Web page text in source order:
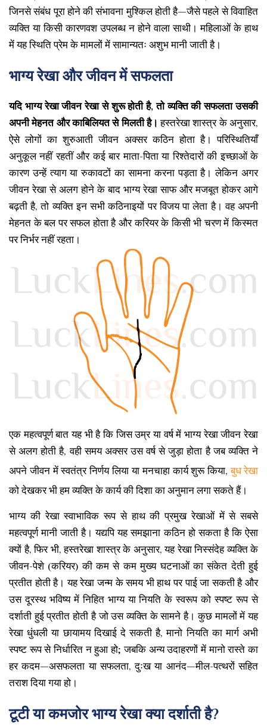
जिनसे संबंध पूरा होने की संभावना मुश्किल होती है—जैसे पहले से विवाहित
व्यक्ति या किसी कारणवश उपलब्ध न होने वाला साथी। महिलाओं के हाथ
में यह स्थिति प्रेम के मामलों में सामान्यतः अशुभ मानी जाती है।
भाग्य रेखा और जीवन में सफलता
यदि भाग्य रेखा जीवन रेखा से शुरू होती है, तो व्यक्ति की सफलता उसकी
अपनी मेहनत और काबिलियत से मिलती है। हस्तरेखा शास्त्र के अनुसार,
ऐसे लोगों का शुरुआती जीवन अक्सर कठिन होता है। परिस्थितियाँ
अनुकूल नहीं रहतीं और कई बार माता-पिता या रिश्तेदारों की इच्छाओं के
कारण उन्हें त्याग या रुकावटों का सामना करना पड़ता है। लेकिन अगर
जीवन रेखा से अलग होने के बाद भाग्य रेखा साफ और मजबूत होकर आगे
बढ़ती है, तो व्यक्ति इन सभी कठिनाइयों पर विजय पा लेता है। वह अपनी
मेहनत के बल पर सफल होता है और करियर के किसी भी चरण में किस्मत
पर निर्भर नहीं रहता।
एक महत्वपूर्ण बात यह भी है कि जिस उम्र या वर्ष में भाग्य रेखा जीवन रेखा
से अलग होती है, वही समय अक्सर उस वर्ष से जुड़ा होता है जब व्यक्ति ने
अपने जीवन में स्वतंत्र निर्णय लिया या मनचाहा कार्य शुरू किया,बुध रेखा
को देखकर भी हम व्यक्ति के कार्य की दिशा का अनुमान लगा सकते हैं।
भाग्य की रेखा स्वाभाविक रूप से हाथ की प्रमुख रेखाओं में से सबसे
महत्वपूर्ण मानी जाती है। यद्यपि यह समझाना कठिन हो सकता है कि ऐसा
क्यों है, फिर भी, हस्तरेखा शास्त्र के अनुसार, यह रेखा निस्संदेह व्यक्ति के
जीवन-पेशे (करियर) की कम से कम मुख्य घटनाओं का संकेत देती हुई
प्रतीत होती है। यह रेखा जन्म के समय भी हाथ पर पाई जा सकती है और
उस दूरस्थ भविष्य में निहित भाग्य या नियति के स्वरूप को स्पष्ट रूप से
दर्शाती हुई प्रतीत होती है जो उस व्यक्ति के सामने है। कुछ मामलों में यह
रेखा धुंधली या छायामय दिखाई दे सकती है, मानो नियति का मार्ग अभी
स्पष्ट रूप से निर्धारित न हुआ हो; जबकि अन्य उदाहरणों में मानो रास्ते का
हर कदम—असफलता या सफलता, दुःख या आनंद—मील-पत्थरों सहित
तराश दिया गया हो।
टूटी या कमजोर भाग्य रेखा क्या दर्शाती है?